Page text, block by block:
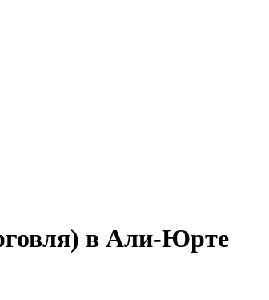
в Али-Юрте